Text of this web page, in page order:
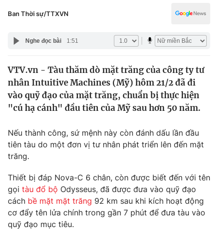
Pháp luật
Thế giới
Tin tức
Thế giới đó đây
Câu chuyện quốc tế
Tài chính
Thị trường
Góc doanh nghiệp
Dữ liệu và đời sống
Truyền hình
Phim VTV
Hậu trường
Giải trí
Điện ảnh
Y tế
Công nghệ
Ban Thời sự/TTXVN
Nghe đọc bài 1:51
VTV.vn - Tàu thăm dò mặt trăng của công ty tư
nhân Intuitive Machines (Mỹ) hôm 21/2 đã đi
vào quỹ đạo của mặt trăng, chuẩn bị thực hiện
"cú hạ cánh" đầu tiên của Mỹ sau hơn 50 năm.
Nếu thành công, sứ mệnh này còn đánh dấu lần đầu
tiên tàu do một đơn vị tư nhân phát triển lên đến mặt
trăng.
Thiết bị đáp Nova-C 6 chân, còn được biết đến với tên
gọi tàu đổ bộ Odysseus, đã được đưa vào quỹ đạo
cách bề mặt mặt trăng 92 km sau khi kích hoạt động
cơ đẩy tên lửa chính trong gần 7 phút để đưa tàu vào
quỹ đạo mục tiêu.